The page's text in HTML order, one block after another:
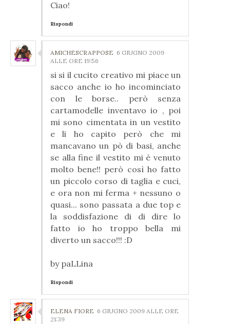
Ciao!
Rispondi
AMICHESCRAPPOSE 6 GIUGNO 2009
ALLE ORE 19:56
si si il cucito creativo mi piace un
sacco anche io ho incominciato
con le borse.. però senza
cartamodelle inventavo io , poi
mi sono cimentata in un vestito
e li ho capito però che mi
mancavano un pò di basi, anche
se alla fine il vestito mi è venuto
molto bene!! però così ho fatto
un piccolo corso di taglia e cuci,
e ora non mi ferma + nessuno o
quasi... sono passata a due top e
la soddisfazione di di dire lo
fatto io ho troppo bella mi
diverto un sacco!!! :D
by paLLina
Rispondi
ELENA FIORE 6 GIUGNO 2009 ALLE ORE
21:39